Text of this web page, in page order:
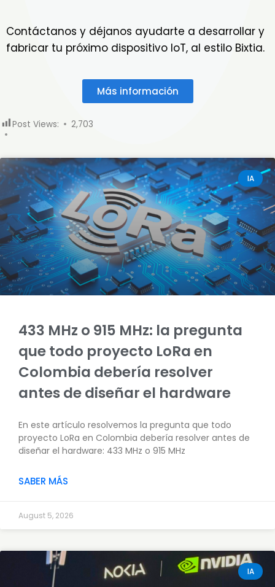
Contáctanos y déjanos ayudarte a desarrollar y
fabricar tu próximo dispositivo IoT, al estilo Bixtia.
Más información
Post Views: 2,703
IA
433 MHz o 915 MHz: la pregunta
que todo proyecto LoRa en
Colombia debería resolver
antes de diseñar el hardware
En este artículo resolvemos la pregunta que todo
proyecto LoRa en Colombia debería resolver antes de
diseñar el hardware: 433 MHz o 915 MHz
SABER MÁS
August 5, 2026
IA